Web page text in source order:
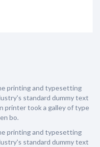
printing and typesetting
standard dummy text
printer took a galley of type
bo.
printing and typesetting
standard dummy text